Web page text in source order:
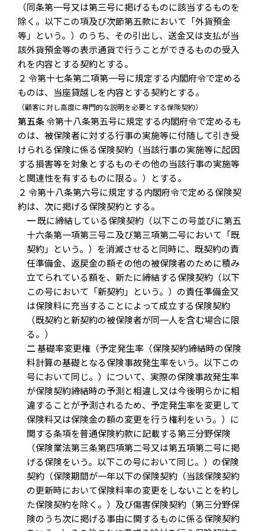
（同条第一号又は第三号に掲げるものに該当するものを
除く。以下この項及び次節第五款において「外貨預金
等」という。）のうち、その引出し、送金又は支払が当
該外貨預金等の表示通貨で行うことができるものの受入
れを内容とする契約とする。
２ 令第十七条第二項第一号に規定する内閣府令で定める
ものは、当座貸越しを内容とする契約とする。
（顧客に対し高度に専門的な説明を必要とする保険契約）
第五条令第十八条第五号に規定する内閣府令で定めるも
のは、被保険者に対する行事の実施等に付随して引き受
けられる保険に係る保険契約（当該行事の実施等に起因
する損害等を対象とするものその他の当該行事の実施等
と関連性を有するものに限る。）とする。
２ 令第十八条第六号に規定する内閣府令で定める保険契
約は、次に掲げる保険契約とする。
一既に締結している保険契約（以下この号並びに第五
十六条第一項第三号ニ及び第三項第二号において「既
契約」という。）を消滅させると同時に、既契約の責
任準備金、返戻金の額その他の被保険者のために積み
立てられている額を、新たに締結する保険契約（以下
この号において「新契約」という。）の責任準備金又
は保険料に充当することによって成立する保険契約
（既契約と新契約の被保険者が同一人を含む場合に限
る。）
二基礎率変更権（予定発生率（保険契約締結時の保険
料計算の基礎となる保険事故発生率をいう。以下この
号において同じ。）について、実際の保険事故発生率
が保険契約締結時の予測と相違し又は今後明らかに相
違することが予測されるため、予定発生率を変更して
保険料又は保険金の額の変更を行う権利をいう。）に
関する条項を普通保険約款に記載する第三分野保険
（保険業法第三条第四項第二号又は第五項第二号に掲
げる保険をいう。以下この号において同じ。）の保険
契約（保険期間が一年以下の保険契約（当該保険契約
の更新時において保険料率の変更をしないことを約し
た保険契約を除く。）及び傷害保険契約（第三分野保
険のうち次に掲げる事由に関するものに係る保険契約